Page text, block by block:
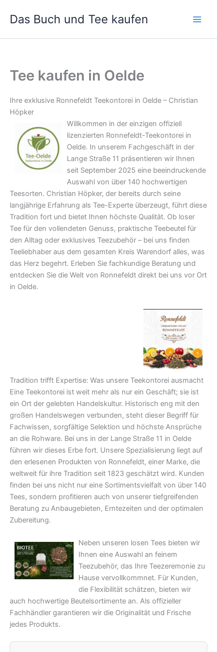
InhaltDas Buch und Tee kaufen
Tee kaufen in Oelde
Ihre exklusive Ronnefeldt Teekontorei in Oelde – Christian
Höpker
Willkommen in der einzigen offiziell
lizenzierten Ronnefeldt-Teekontorei in
Oelde. In unserem Fachgeschäft in der
Lange Straße 11 präsentieren wir Ihnen
seit September 2025 eine beeindruckende
Auswahl von über 140 hochwertigen
Teesorten. Christian Höpker, der bereits durch seine
langjährige Erfahrung als Tee-Experte überzeugt, führt diese
Tradition fort und bietet Ihnen höchste Qualität. Ob loser
Tee für den vollendeten Genuss, praktische Teebeutel für
den Alltag oder exklusives Teezubehör – bei uns finden
Teeliebhaber aus dem gesamten Kreis Warendorf alles, was
das Herz begehrt. Erleben Sie fachkundige Beratung und
entdecken Sie die Welt von Ronnefeldt direkt bei uns vor Ort
in Oelde.
Tradition trifft Expertise: Was unsere Teekontorei ausmacht
Eine Teekontorei ist weit mehr als nur ein Geschäft; sie ist
ein Ort der gelebten Handelskultur. Historisch eng mit den
großen Handelswegen verbunden, steht dieser Begriff für
Fachwissen, sorgfältige Selektion und höchste Ansprüche
an die Rohware. Bei uns in der Lange Straße 11 in Oelde
führen wir dieses Erbe fort. Unsere Spezialisierung liegt auf
den erlesenen Produkten von Ronnefeldt, einer Marke, die
weltweit für ihre Tradition seit 1823 geschätzt wird. Kunden
finden bei uns nicht nur eine Sortimentsvielfalt von über 140
Tees, sondern profitieren auch von unserer tiefgreifenden
Beratung zu Anbaugebieten, Erntezeiten und der optimalen
Zubereitung.
Neben unseren losen Tees bieten wir
Ihnen eine Auswahl an feinem
Teezubehör, das Ihre Teezeremonie zu
Hause vervollkommnet. Für Kunden,
die Flexibilität schätzen, bieten wir
auch hochwertige Beutelsortimente an. Als offizieller
Fachhändler garantieren wir die Originalität und Frische
jedes Produkts.